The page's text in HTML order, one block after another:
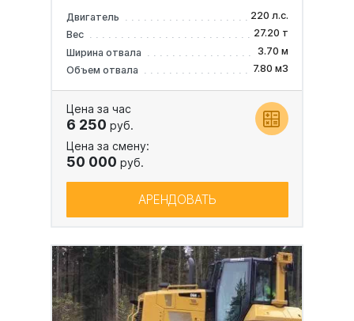
Двигатель
220 л.с.
Вес
27.20 т
Ширина отвала
3.70 м
Объем отвала
7.80 м3
Цена за час
6 250 руб.
Цена за смену:
50 000 руб.
АРЕНДОВАТЬ